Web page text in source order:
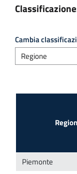
Cambia